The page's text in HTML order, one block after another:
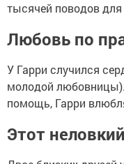
тысячей поводов
Любовь по
У Гарри случился
молодой
помощь, Гарри
Этот